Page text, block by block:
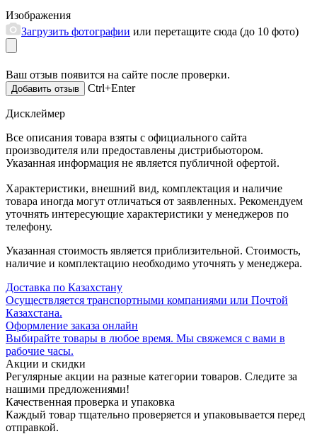
Изображения
Загрузить фотографии или перетащите сюда (до 10 фото)
Ваш отзыв появится на сайте после проверки.
Ctrl+Enter
Дисклеймер
Все описания товара взяты с официального сайта
производителя или предоставлены дистрибьютором.
Указанная информация не является публичной офертой.
Характеристики, внешний вид, комплектация и наличие
товара иногда могут отличаться от заявленных. Рекомендуем
уточнять интересующие характеристики у менеджеров по
телефону.
Указанная стоимость является приблизительной. Стоимость,
наличие и комплектацию необходимо уточнять у менеджера.
Доставка по Казахстану
Осуществляется транспортными компаниями или Почтой
Казахстана.
Оформление заказа онлайн
Выбирайте товары в любое время. Мы свяжемся с вами в
рабочие часы.
Акции и скидки
Регулярные акции на разные категории товаров. Следите за
нашими предложениями!
Качественная проверка и упаковка
Каждый товар тщательно проверяется и упаковывается перед
отправкой.